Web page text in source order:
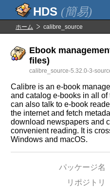
(簡易)
ホーム calibre_source
Ebook
files)
calibre_source-5.32.0-3-
Calibre is an e-book
and catalog e-books in all
can also talk to e-book
the internet and fetch
download newspapers and
convenient reading. It is
Windows and macOS.
パッケージ名
リポジトリ